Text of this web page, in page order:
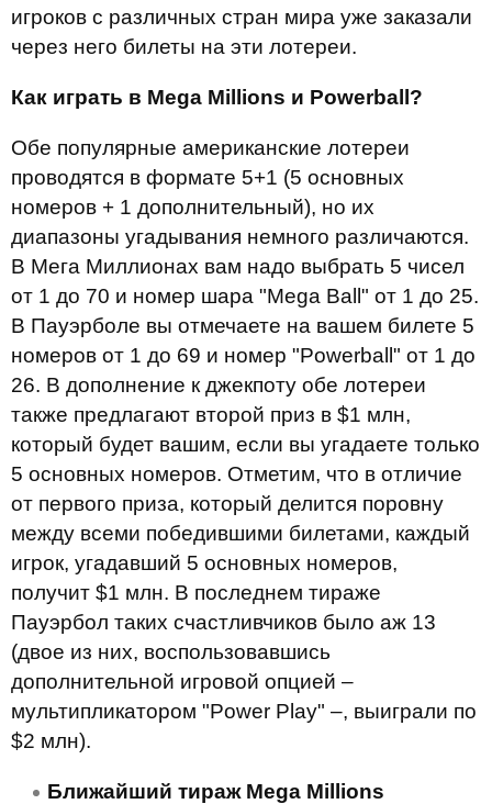
игроков с различных стран мира уже заказали
через него билеты на эти лотереи.
Как играть в Mega Millions и Powerball ?
Обе популярные американские лотереи
проводятся в формате 5+1 (5 основных
номеров + 1 дополнительный), но их
диапазоны угадывания немного различаются.
В Мега Миллионах вам надо выбрать 5 чисел
от 1 до 70 и номер шара "Mega Ball" от 1 до 25.
В Пауэрболе вы отмечаете на вашем билете 5
номеров от 1 до 69 и номер "Powerball" от 1 до
26. В дополнение к джекпоту обе лотереи
также предлагают второй приз в $1 млн,
который будет вашим, если вы угадаете только
5 основных номеров. Отметим, что в отличие
от первого приза, который делится поровну
между всеми победившими билетами, каждый
игрок, угадавший 5 основных номеров,
получит $1 млн. В последнем тираже
Пауэрбол таких счастливчиков было аж 13
(двое из них, воспользовавшись
дополнительной игровой опцией –
мультипликатором "Power Play" –, выиграли по
$2 млн).
Ближайший тираж Mega Millions